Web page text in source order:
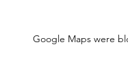
Google Maps were